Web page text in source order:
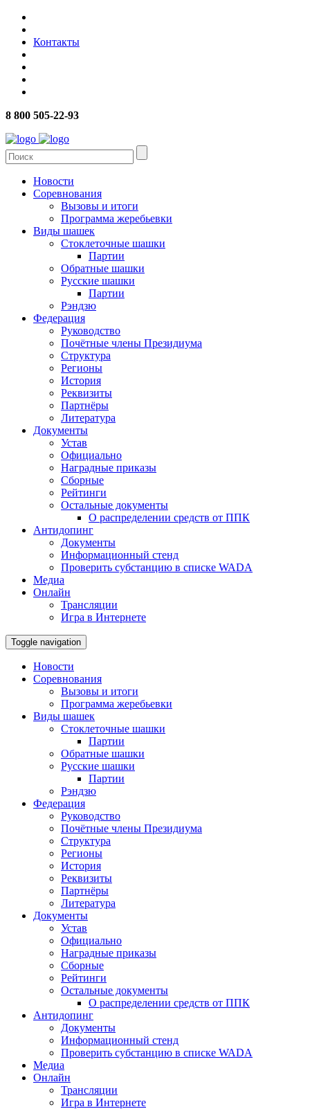
Контакты
8 800 505-22-93
Новости
Соревнования
Вызовы и итоги
Программа жеребьевки
Виды шашек
Стоклеточные шашки
Партии
Обратные шашки
Русские шашки
Партии
Рэндзю
Федерация
Руководство
Почётные члены Президиума
Структура
Регионы
История
Реквизиты
Партнёры
Литература
Документы
Устав
Официально
Наградные приказы
Сборные
Рейтинги
Остальные документы
О распределении средств от ППК
Антидопинг
Документы
Информационный стенд
Проверить субстанцию в списке WADA
Медиа
Онлайн
Трансляции
Игра в Интернете
Toggle navigation
Новости
Соревнования
Вызовы и итоги
Программа жеребьевки
Виды шашек
Стоклеточные шашки
Партии
Обратные шашки
Русские шашки
Партии
Рэндзю
Федерация
Руководство
Почётные члены Президиума
Структура
Регионы
История
Реквизиты
Партнёры
Литература
Документы
Устав
Официально
Наградные приказы
Сборные
Рейтинги
Остальные документы
О распределении средств от ППК
Антидопинг
Документы
Информационный стенд
Проверить субстанцию в списке WADA
Медиа
Онлайн
Трансляции
Игра в Интернете